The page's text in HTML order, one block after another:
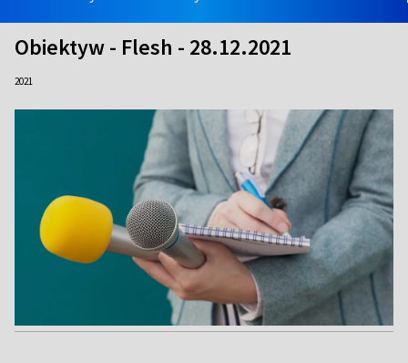
Obiektyw - Flesh - 28.12.2021
2021